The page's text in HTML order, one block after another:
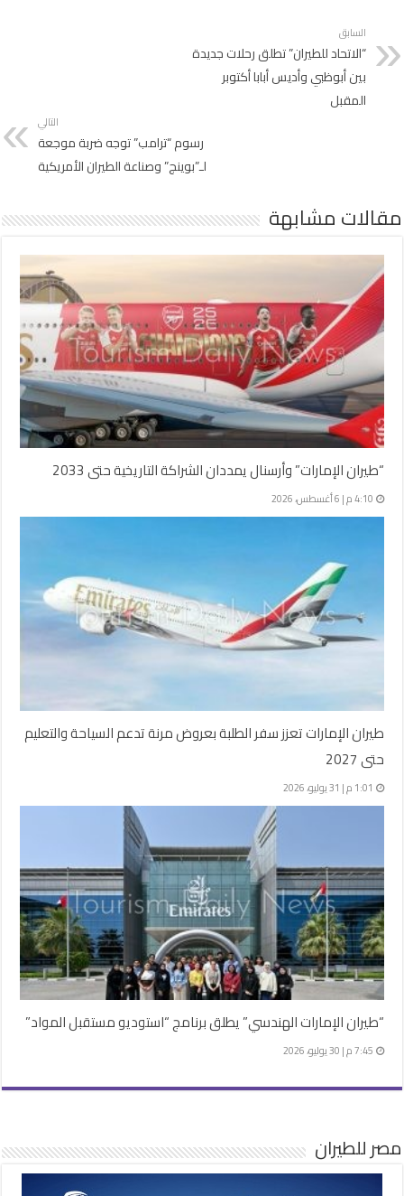
السابق
“الاتحاد للطيران” تطلق رحلات جديدة
بين أبوظبي وأديس أبابا أكتوبر
المقبل
التالي
رسوم “ترامب” توجه ضربة موجعة
لـ”بوينج” وصناعة الطيران الأمريكية
مقالات مشابهة
“طيران الإمارات” وأرسنال يمددان الشراكة التاريخية حتى 2033
4:10 م | 6 أغسطس، 2026
طيران الإمارات تعزز سفر الطلبة بعروض مرنة تدعم السياحة والتعليم
حتى 2027
1:01 م | 31 يوليو، 2026
“طيران الإمارات الهندسي” يطلق برنامج “استوديو مستقبل المواد”
7:45 م | 30 يوليو، 2026
مصر للطيران